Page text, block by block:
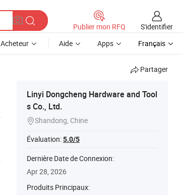
Publier mon RFQ
S'identifier
Acheteur Aide Apps Français
Partager
Linyi Dongcheng Hardware and Tool
s Co., Ltd.
Shandong, Chine
Évaluation:5.0/5
Dernière Date de Connexion:
Apr 28, 2026
Produits Principaux: